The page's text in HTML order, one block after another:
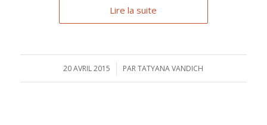
Lire la suite
20 AVRIL 2015
/ PARTATYANA VANDICH